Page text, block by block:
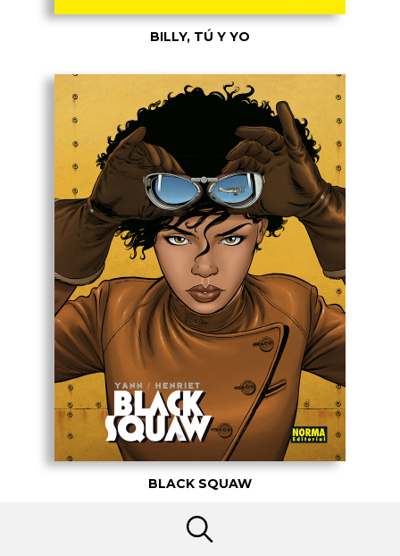
BILLY, TÚ Y YO
BLACK SQUAW